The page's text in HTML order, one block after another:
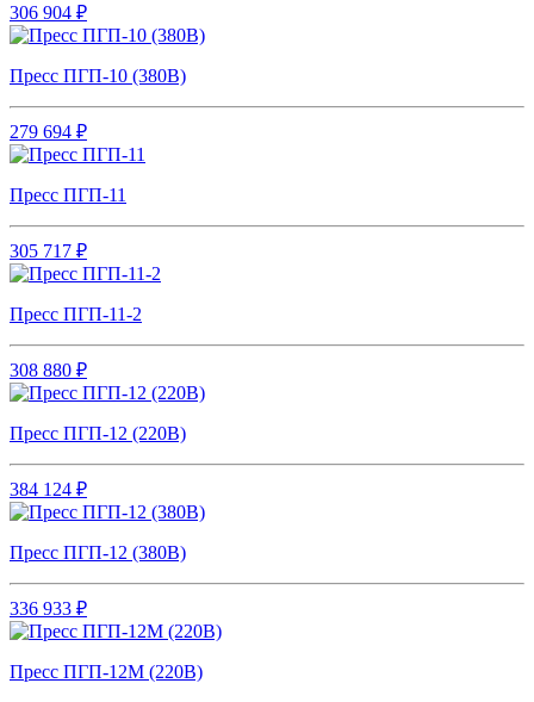
306 904 ₽
Пресс ПГП-10 (380В)
279 694 ₽
Пресс ПГП-11
305 717 ₽
Пресс ПГП-11-2
308 880 ₽
Пресс ПГП-12 (220В)
384 124 ₽
Пресс ПГП-12 (380В)
336 933 ₽
Пресс ПГП-12М (220В)